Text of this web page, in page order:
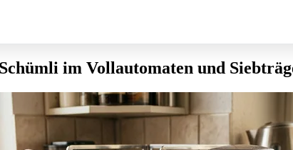
im Vollautomaten und